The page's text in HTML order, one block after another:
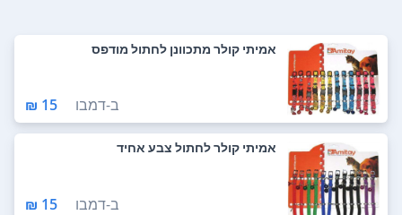
אמיתי קולר מתכוונן לחתול מודפס
ב-דמבו 15 ₪
אמיתי קולר לחתול צבע אחיד
ב-דמבו 15 ₪